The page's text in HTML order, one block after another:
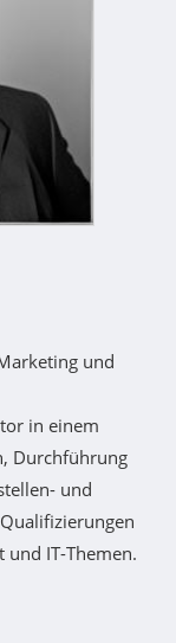
und
in einem
Durchführung
und
und IT-Themen.